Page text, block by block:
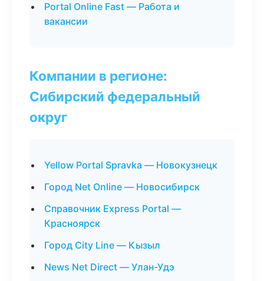
Portal Online Fast — Работа и
вакансии
Компании в регионе:
Сибирский федеральный
округ
Yellow Portal Spravka — Новокузнецк
Город Net Online — Новосибирск
Справочник Express Portal —
Красноярск
Город City Line — Кызыл
News Net Direct — Улан-Удэ